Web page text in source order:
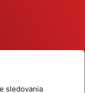
sledovania